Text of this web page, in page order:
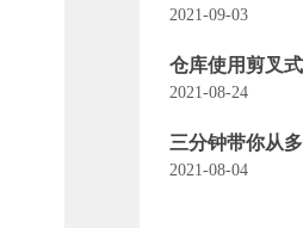
2021-09-03
仓库使用剪叉
处？
2021-08-24
三分钟带你从
平台
2021-08-04